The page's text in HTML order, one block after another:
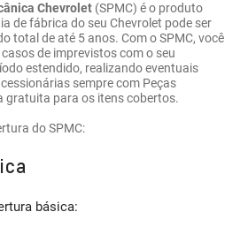
Chevrolet (SPMC) é o produto
de fábrica do seu Chevrolet pode ser
total de até 5 anos. Com o SPMC, você
de imprevistos com o seu
estendido, realizando eventuais
sempre com Peças
gratuita para os itens cobertos.
do SPMC:
básica: